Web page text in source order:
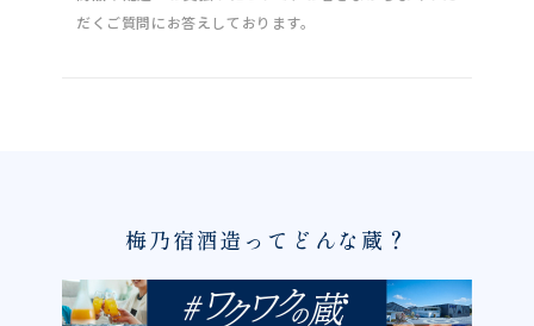
だくご質問にお答えしております。
梅乃宿酒造ってどんな蔵？